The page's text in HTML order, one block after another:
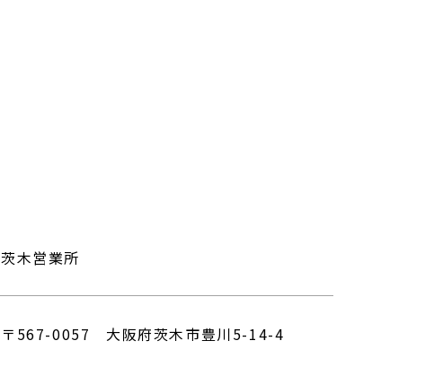
茨木営業所
〒567-0057 大阪府茨木市豊川5-14-4